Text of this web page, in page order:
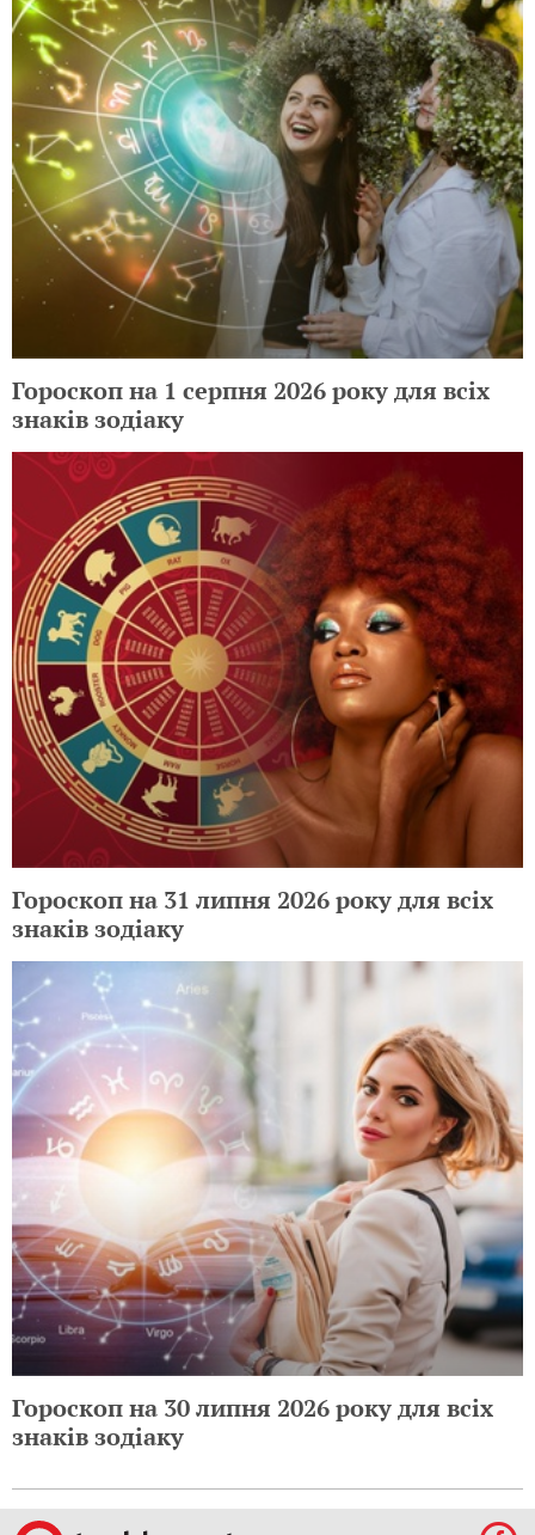
Гороскоп на 1 серпня 2026 року для всіх
знаків зодіаку
Гороскоп на 31 липня 2026 року для всіх
знаків зодіаку
Гороскоп на 30 липня 2026 року для всіх
знаків зодіаку